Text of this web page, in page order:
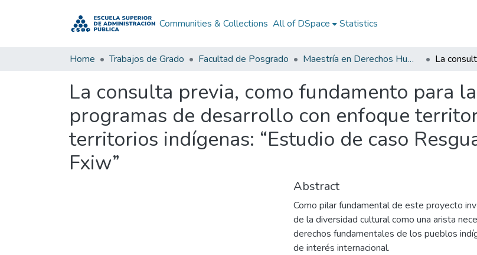
Communities & Collections All of DSpace Statistics
Home Trabajos de Grado Facultad de Posgrado Maestría en Derechos Humanos, Gestión de la Transición y Posconflicto
La consulta previa, como fundamento para
programas de desarrollo con enfoque
territorios indígenas: “Estudio de caso
Fxiw”
Abstract
Como pilar fundamental de este proyecto
de la diversidad cultural como una arista
derechos fundamentales de los pueblos
de interés internacional.